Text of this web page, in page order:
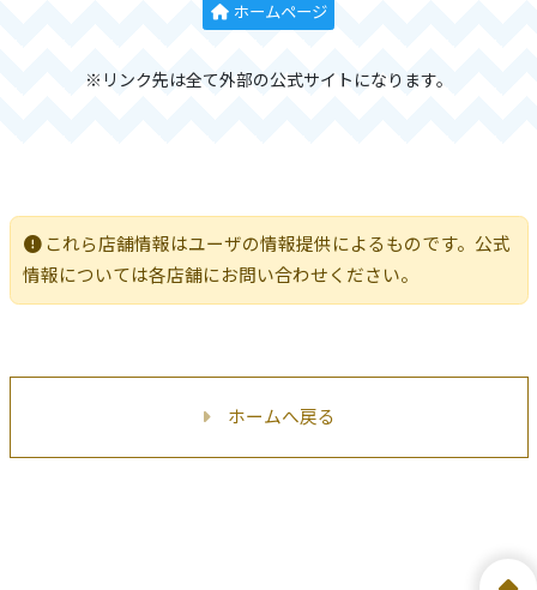
ホームページ
※リンク先は全て外部の公式サイトになります。
これら店舗情報はユーザの情報提供によるものです。公式
情報については各店舗にお問い合わせください。
ホームへ戻る